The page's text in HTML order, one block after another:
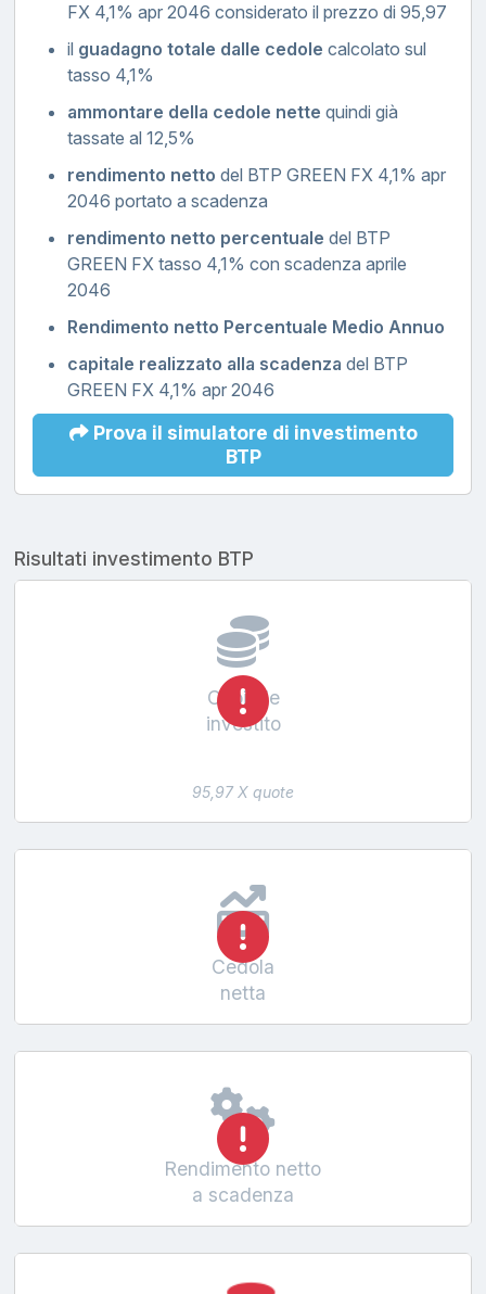
FX 4,1% apr 2046 considerato il prezzo di 95,97
il guadagno totale dalle cedole calcolato sul
tasso 4,1%
ammontare della cedole nette quindi già
tassate al 12,5%
rendimento netto del BTP GREEN FX 4,1% apr
2046 portato a scadenza
rendimento netto percentuale del BTP
GREEN FX tasso 4,1% con scadenza aprile
2046
Rendimento netto Percentuale Medio Annuo
capitale realizzato alla scadenza del BTP
GREEN FX 4,1% apr 2046
Prova il simulatore di investimento
BTP
Risultati investimento BTP
Capitale
investito
95,97 X quote
Cedola
netta
Rendimento netto
a scadenza